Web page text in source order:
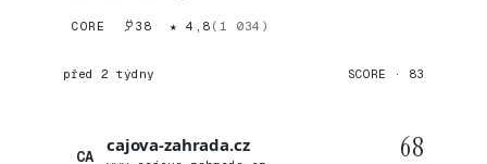
CORE 38 ★ 4,8 (1 034)
před 2 týdny SCORE · 83
CA
cajova-zahrada.cz 68